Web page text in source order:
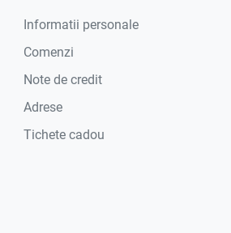
Informatii personale
Comenzi
Note de credit
Adrese
Tichete cadou